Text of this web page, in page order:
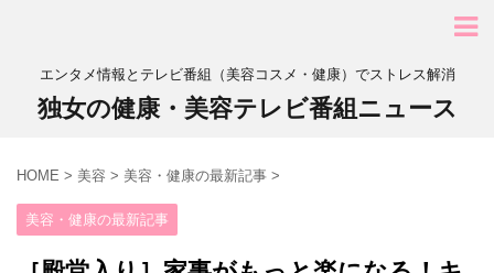
エンタメ情報とテレビ番組（美容コスメ・健康）でストレス解消
独女の健康・美容テレビ番組ニュース
HOME > 美容 > 美容・健康の最新記事 >
美容・健康の最新記事